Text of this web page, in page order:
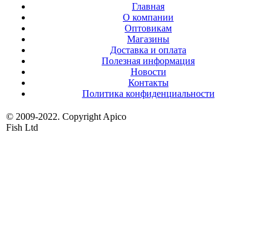
Главная
О компании
Оптовикам
Магазины
Доставка и оплата
Полезная информация
Новости
Контакты
Политика конфиденциальности
© 2009-2022. Copyright Apico
Fish Ltd